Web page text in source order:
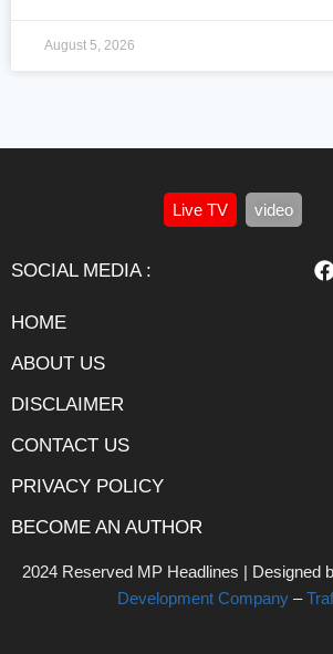
August 5, 2026
Live TV video
SOCIAL MEDIA :
HOME
ABOUT US
DISCLAIMER
CONTACT US
PRIVACY POLICY
BECOME AN AUTHOR
2024 Reserved MP Headlines | Designed
Development Company –